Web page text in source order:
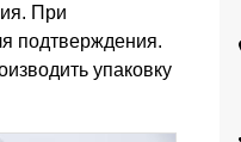
При
подтверждения.
упаковку